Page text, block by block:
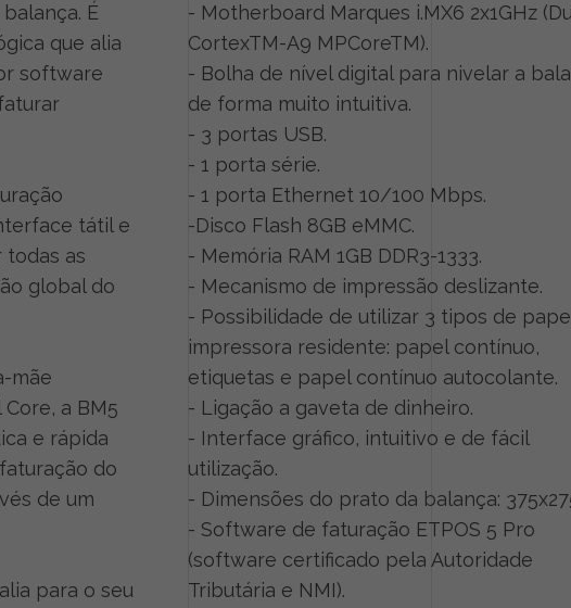
É
que alia
software
tátil e
as
global do
mãe
a BM5
e rápida
do
de um
para o seu
- Motherboard Marques i.MX6 2x1GHz
CortexTM-A9 MPCoreTM).
- Bolha de nível digital para nivelar a
de forma muito intuitiva.
- 3 portas USB.
- 1 porta série.
- 1 porta Ethernet 10/100 Mbps.
-Disco Flash 8GB eMMC.
- Memória RAM 1GB DDR3-1333.
- Mecanismo de impressão deslizante.
- Possibilidade de utilizar 3 tipos de
impressora residente: papel contínuo,
etiquetas e papel contínuo autocolante.
- Ligação a gaveta de dinheiro.
- Interface gráfico, intuitivo e de fácil
utilização.
- Dimensões do prato da balança:
- Software de faturação ETPOS 5 Pro
(software certificado pela Autoridade
Tributária e NMI).